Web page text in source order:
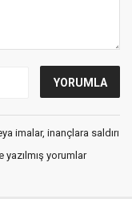
imalar, inançlara saldırı
yorumlar